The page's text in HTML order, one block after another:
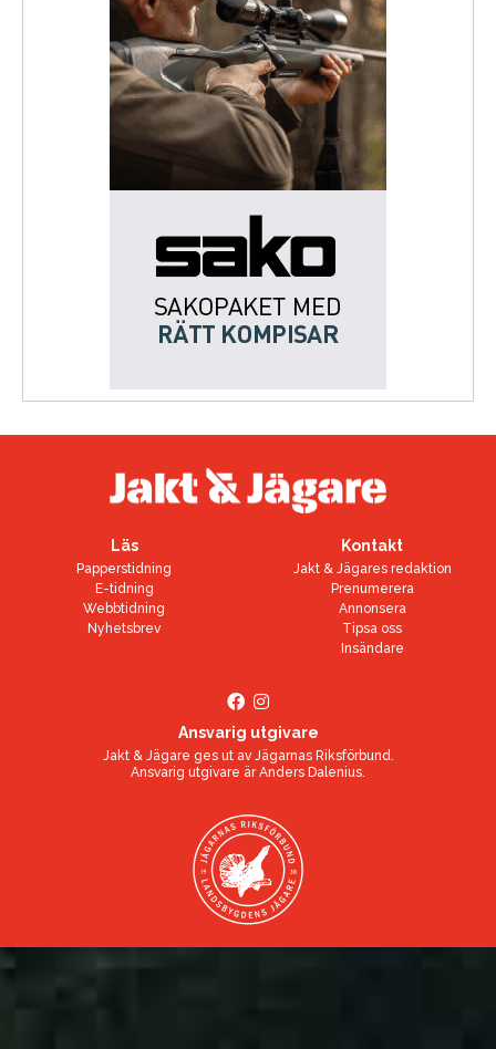
Läs
Papperstidning
E-tidning
Webbtidning
Nyhetsbrev
Kontakt
Jakt & Jägares redaktion
Prenumerera
Annonsera
Tipsa oss
Insändare
Ansvarig utgivare
Jakt & Jägare ges ut av Jägarnas Riksförbund.
Ansvarig utgivare ärAnders Dalenius.